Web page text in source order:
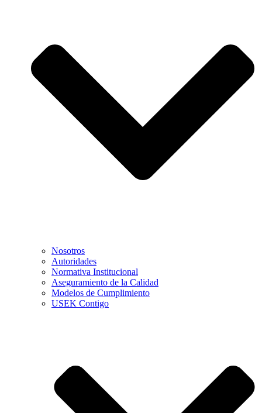
Nosotros
Autoridades
Normativa Institucional
Aseguramiento de la Calidad
Modelos de Cumplimiento
USEK Contigo